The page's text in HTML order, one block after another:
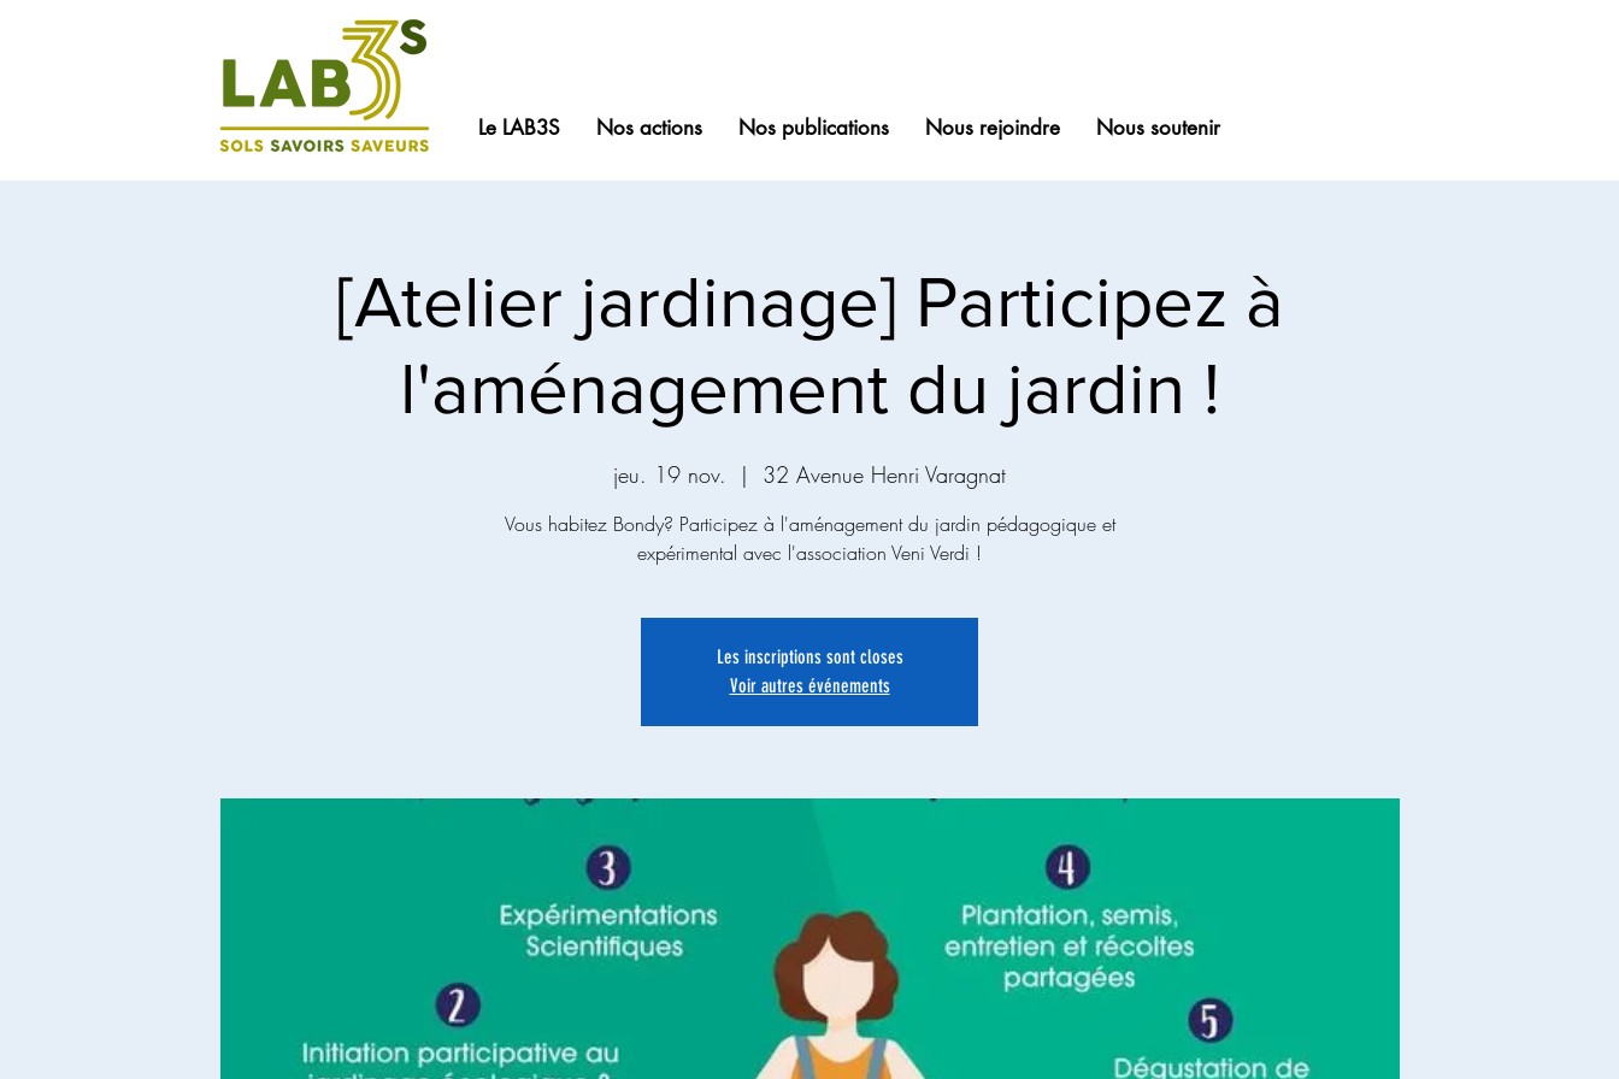
Le LAB3S Nos actions Nos publications Nous rejoindre Nous soutenir
[Atelier jardinage] Participez à
l'aménagement du jardin !
jeu. 19 nov.
  |
32 Avenue Henri Varagnat
Vous habitez Bondy? Participez à l'aménagement du jardin pédagogique et
expérimental avec l'association Veni Verdi !
Les inscriptions sont closes
Voir autres événements